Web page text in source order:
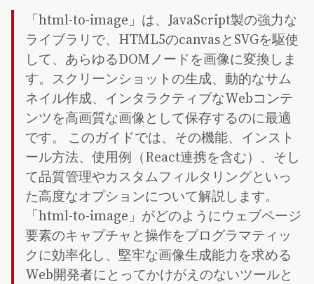
「html-to-image」は、JavaScript製の強力な
ライブラリで、HTML5のcanvasとSVGを駆使
して、あらゆるDOMノードを画像に変換しま
す。スクリーンショットの生成、動的なサム
ネイル作成、インタラクティブなWebコンテ
ンツを高画質な画像として保存するのに最適
です。 このガイドでは、その機能、インスト
ール方法、使用例（React連携を含む）、そし
て品質管理やカスタムフィルタリングといっ
た高度なオプションについて解説します。
「html-to-image」がどのようにウェブページ
要素のキャプチャと操作をプログラマティッ
クに効率化し、堅牢な画像生成能力を求める
Web開発者にとってかけがえのないツールと